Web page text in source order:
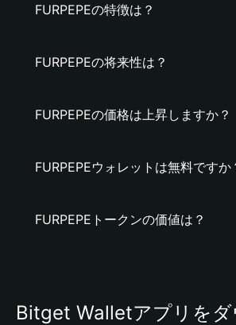
FURPEPEの特徴は？
FURPEPEの将来性は？
FURPEPEの価格は上昇しますか？
FURPEPEウォレットは無料ですか
FURPEPEトークンの価値は？
Bitget Walletアプリをダ